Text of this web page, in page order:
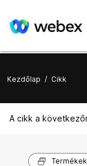
Kezdőlap / Cikk
A cikk a
Termékek